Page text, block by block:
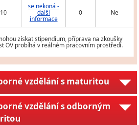
10
se nekoná -
další
informace
0 Ne
získat stipendium, příprava na zkoušky
OV probíhá v reálném pracovním prostředí.
vzdělání s maturitou
vzdělání s odborným